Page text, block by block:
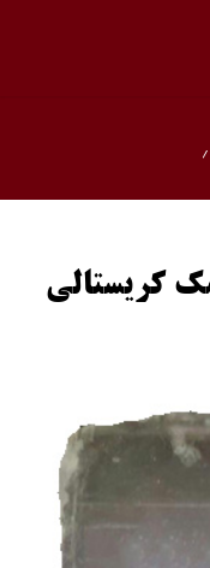
/
کریستالی